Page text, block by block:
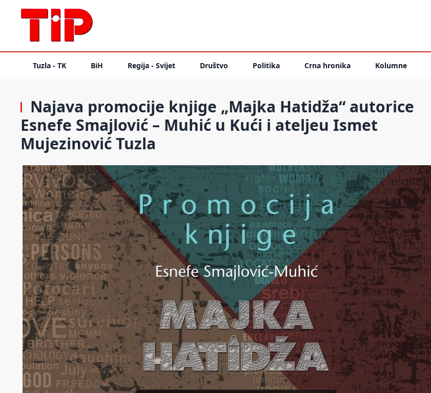
Tuzla - TK BiH Regija - Svijet Društvo Politika Crna hronika Kolumne
Najava promocije knjige „Majka Hatidža“ autorice
Esnefe Smajlović – Muhić u Kući i ateljeu Ismet
Mujezinović Tuzla